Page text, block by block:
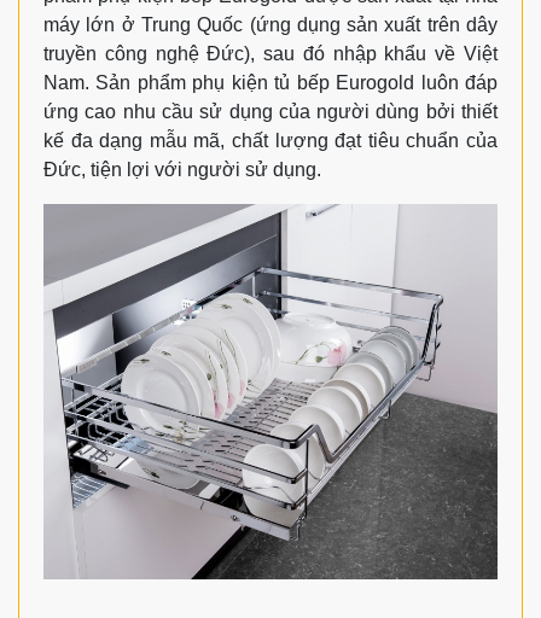
máy lớn ở Trung Quốc (ứng dụng sản xuất trên dây
truyền công nghệ Đức), sau đó nhập khẩu về Việt
Nam. Sản phẩm phụ kiện tủ bếp Eurogold luôn đáp
ứng cao nhu cầu sử dụng của người dùng bởi thiết
kế đa dạng mẫu mã, chất lượng đạt tiêu chuẩn của
Đức, tiện lợi với người sử dụng.